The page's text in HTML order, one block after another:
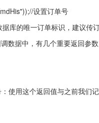
设置订单号
库的唯一订单标识，建议传
数据中，有几个重要返回参数
使用这个返回值与之前我们